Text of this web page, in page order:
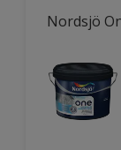
Nordsjö